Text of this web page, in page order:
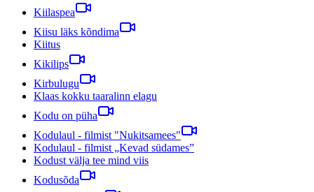
Kiilaspea
Kiisu läks kõndima
Kiitus
Kikilips
Kirbulugu
Klaas kokku taaralinn elagu
Kodu on püha
Kodulaul - filmist "Nukitsamees"
Kodulaul - filmist „Kevad südames”
Kodust välja tee mind viis
Kodusõda